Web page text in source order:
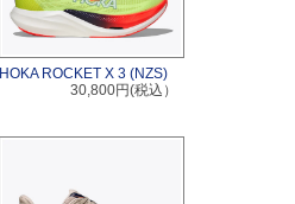
HOKA ROCKET X 3 (NZS)
30,800円(税込）